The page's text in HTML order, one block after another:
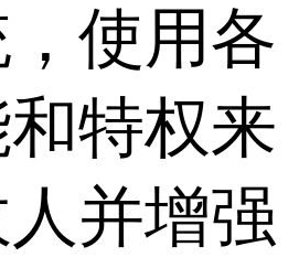
使用各
特权来
并增强